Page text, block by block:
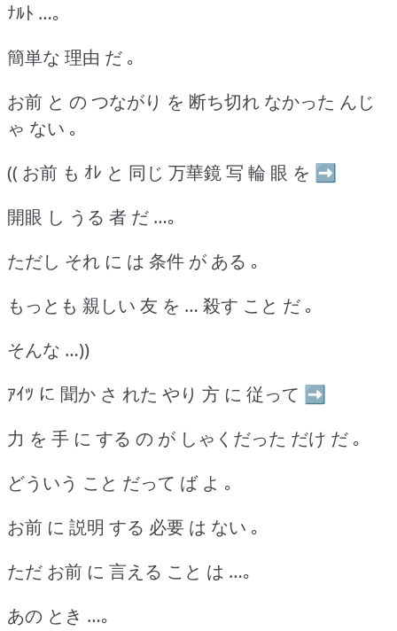
ﾅﾙﾄ …｡
簡単な 理由 だ ｡
お前 と の つながり を 断ち切れ なかった んじ
ゃ ない ｡
(( お前 も ｵﾚ と 同じ 万華鏡 写 輪 眼 を ➡
開眼 し うる 者 だ …｡
ただし それ に は 条件 が ある ｡
もっとも 親しい 友 を … 殺す こと だ ｡
そんな …))
ｱｲﾂ に 聞か さ れた やり 方 に 従って ➡
力 を 手 に する の が しゃくだった だけ だ ｡
どういう こと だって ば よ ｡
お前 に 説明 する 必要 は ない ｡
ただ お前 に 言える こと は …｡
あの とき …｡